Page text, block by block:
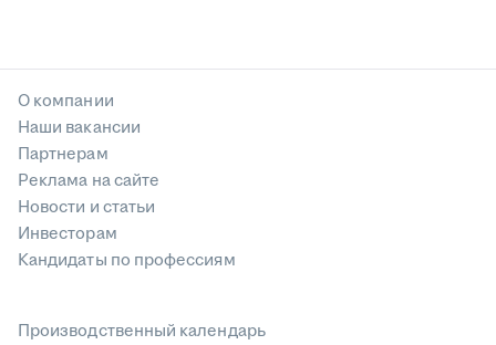
О компании
Наши вакансии
Партнерам
Реклама на сайте
Новости и статьи
Инвесторам
Кандидаты по профессиям
Производственный календарь